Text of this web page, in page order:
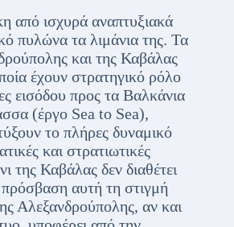
από ισχυρά αναπτυξιακά
πυλώνα τα λιμάνια της. Τα
και της Καβάλας
έχουν στρατηγικό ρόλο
εισόδου προς τα Βαλκάνια
(έργο Sea to Sea),
το πλήρες δυναμικό
και στρατιωτικές
της Καβάλας δεν διαθέτει
αυτή τη στιγμή
Αλεξανδρούπολης, αν και